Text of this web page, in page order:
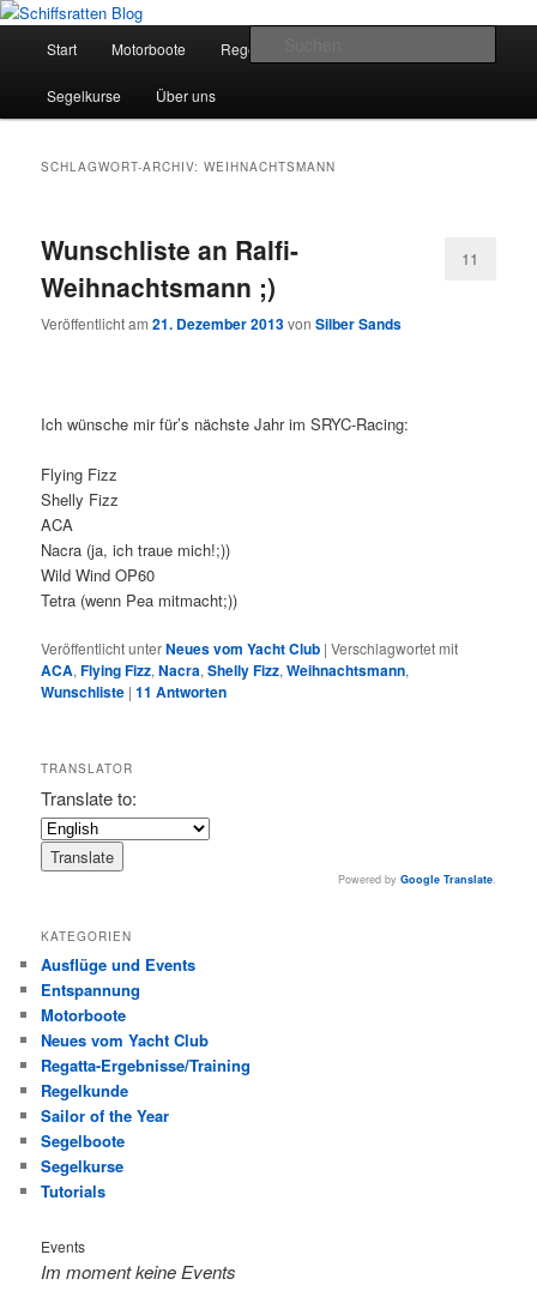
Zum
springen
Zum
springenSchiffsratten Blog
Segelsport in Second Life
Start Motorboote Regelkunde
Segelkurse Über uns
SCHLAGWORT-ARCHIV:WEIHNACHTSMANN
Wunschliste an Ralfi-
Weihnachtsmann ;)
Veröffentlicht am21. Dezember 2013vonSilber Sands
11
Ich wünsche mir für’s nächste Jahr im SRYC-Racing:
Flying Fizz
Shelly Fizz
ACA
Nacra (ja, ich traue mich!;))
Wild Wind OP60
Tetra (wenn Pea mitmacht;))
Veröffentlicht unterNeues vom Yacht Club |Verschlagwortet mit
ACA,Flying Fizz,Nacra,Shelly Fizz,Weihnachtsmann,
Wunschliste |11 Antworten
TRANSLATOR
Translate to:
Powered by Google Translate.
KATEGORIEN
Ausflüge und Events
Entspannung
Motorboote
Neues vom Yacht Club
Regatta-Ergebnisse/Training
Regelkunde
Sailor of the Year
Segelboote
Segelkurse
Tutorials
Events
Im moment keine Events